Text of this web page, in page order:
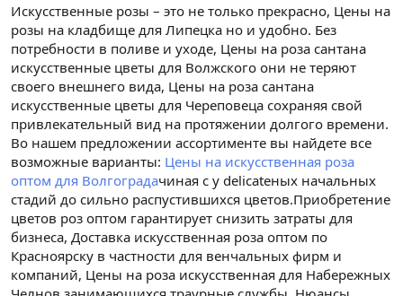
Искусственные розы – это не только прекрасно, Цены на
розы на кладбище для Липецка но и удобно. Без
потребности в поливе и уходе, Цены на роза сантана
искусственные цветы для Волжского они не теряют
своего внешнего вида, Цены на роза сантана
искусственные цветы для Череповеца сохраняя свой
привлекательный вид на протяжении долгого времени.
Во нашем предложении ассортименте вы найдете все
возможные варианты: Цены на искусственная роза
оптом для Волгоградачиная с у delicateных начальных
стадий до сильно распустившихся цветов.Приобретение
цветов роз оптом гарантирует снизить затраты для
бизнеса, Доставка искусственная роза оптом по
Красноярску в частности для венчальных фирм и
компаний, Цены на роза искусственная для Набережных